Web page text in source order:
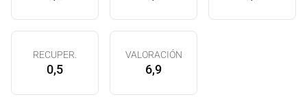
RECUPER.
0,5
VALORACIÓN
6,9